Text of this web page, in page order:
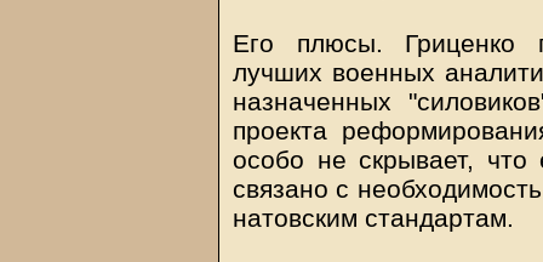
Его плюсы. Гриценко
лучших военных
назначенных
проекта
особо не скрывает,
связано с
натовским стандартам.